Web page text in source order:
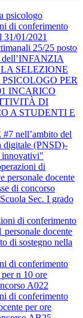
psicologo
di conferimento
31/01/2021
25/25 posto
dell’INFANZIA
SELEZIONE
PER
INCARICO
DI
A STUDENTI E
nell’ambito del
digitale (PNSD)-
innovativi"
di
personale docente
di concorso
Sec. I grado
di conferimento
docente
di sostegno nella
di conferimento
n 10 ore
A022
di conferimento
per ore